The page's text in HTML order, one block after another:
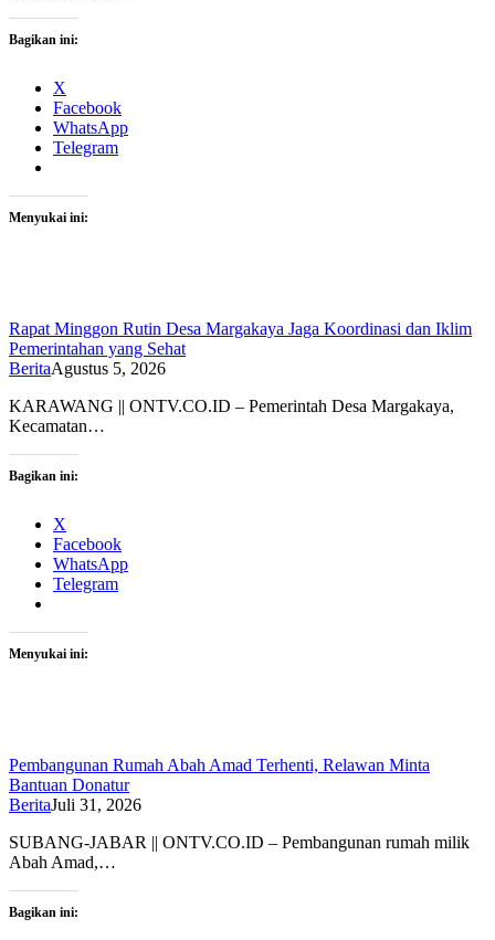
Bagikan ini:
X
Facebook
WhatsApp
Telegram
Menyukai ini:
Rapat Minggon Rutin Desa Margakaya Jaga Koordinasi dan Iklim
Pemerintahan yang Sehat
BeritaAgustus 5, 2026
KARAWANG || ONTV.CO.ID – Pemerintah Desa Margakaya,
Kecamatan…
Bagikan ini:
X
Facebook
WhatsApp
Telegram
Menyukai ini:
Pembangunan Rumah Abah Amad Terhenti, Relawan Minta
Bantuan Donatur
BeritaJuli 31, 2026
SUBANG-JABAR || ONTV.CO.ID – Pembangunan rumah milik
Abah Amad,…
Bagikan ini: